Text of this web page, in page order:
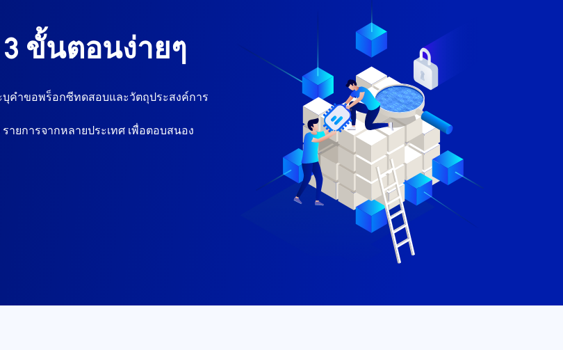
ขั้นตอนง่ายๆ
คำขอพร็อกซีทดสอบและวัตถุประสงค์การ
ยการจากหลายประเทศ เพื่อตอบสนอง